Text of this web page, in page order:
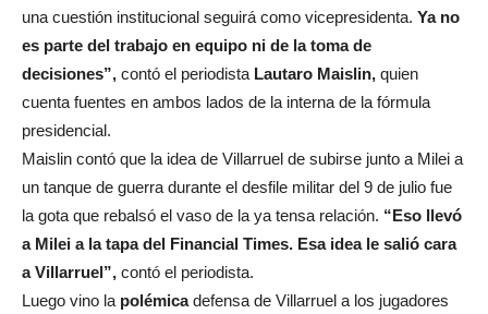
una cuestión institucional seguirá como vicepresidenta. Ya no
es parte del trabajo en equipo ni de la toma de
decisiones”, contó el periodista Lautaro Maislin, quien
cuenta fuentes en ambos lados de la interna de la fórmula
presidencial.
Maislin contó que la idea de Villarruel de subirse junto a Milei a
un tanque de guerra durante el desfile militar del 9 de julio fue
la gota que rebalsó el vaso de la ya tensa relación. “Eso llevó
a Milei a la tapa del Financial Times. Esa idea le salió cara
a Villarruel”, contó el periodista.
Luego vino la polémicadefensa de Villarruel a los jugadores